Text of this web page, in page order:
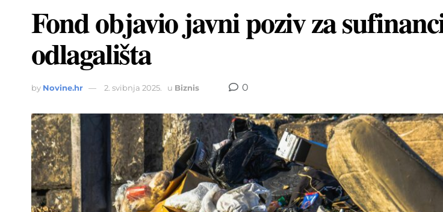
Fond objavio javni poziv za
odlagališta
by Novine.hr 2. svibnja 2025. u Biznis 0